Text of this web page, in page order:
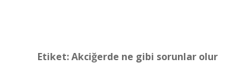
Etiket:Akciğerde ne gibi sorunlar olur